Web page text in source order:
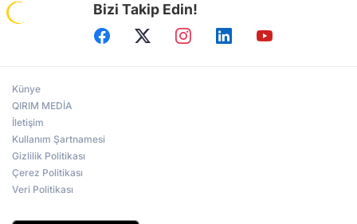
Bizi Takip Edin!
Künye
QIRIM MEDİA
İletişim
Kullanım Şartnamesi
Gizlilik Politikası
Çerez Politikası
Veri Politikası